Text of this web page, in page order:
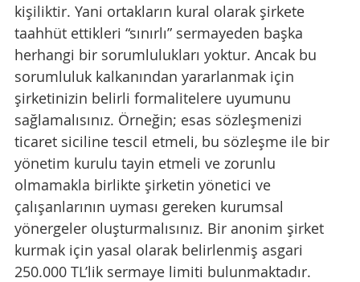
kişiliktir. Yani ortakların kural olarak şirkete
taahhüt ettikleri “sınırlı” sermayeden başka
herhangi bir sorumlulukları yoktur. Ancak bu
sorumluluk kalkanından yararlanmak için
şirketinizin belirli formalitelere uyumunu
sağlamalısınız. Örneğin; esas sözleşmenizi
ticaret siciline tescil etmeli, bu sözleşme ile bir
yönetim kurulu tayin etmeli ve zorunlu
olmamakla birlikte şirketin yönetici ve
çalışanlarının uyması gereken kurumsal
yönergeler oluşturmalısınız. Bir anonim şirket
kurmak için yasal olarak belirlenmiş asgari
250.000 TL’lik sermaye limiti bulunmaktadır.